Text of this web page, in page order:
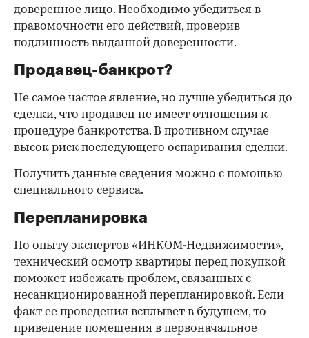
доверенное лицо. Необходимо убедиться в
правомочности его действий, проверив
подлинность выданной доверенности.
Продавец-банкрот?
Не самое частое явление, но лучше убедиться до
сделки, что продавец не имеет отношения к
процедуре банкротства. В противном случае
высок риск последующего оспаривания сделки.
Получить данные сведения можно с помощью
специального сервиса.
Перепланировка
По опыту экспертов «ИНКОМ-Недвижимости»,
технический осмотр квартиры перед покупкой
поможет избежать проблем, связанных с
несанкционированной перепланировкой. Если
факт ее проведения всплывет в будущем, то
приведение помещения в первоначальное